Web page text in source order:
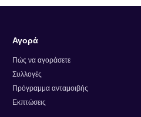
at a time and can only
once. Once you’ve done that,
for your cryptocurrency
that, you can use your new
Αγορά
Πώς να αγοράσετε
Συλλογές
Πρόγραμμα ανταμοιβής
Εκπτώσεις